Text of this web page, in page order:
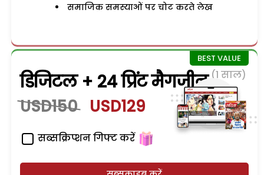
समाजिक समस्याओं पर चोट करते लेख
डिजिटल + 24 प्रिंट मैगजीन (1 साल)
USD150 USD129
सब्सक्रिप्शन गिफ्ट करें